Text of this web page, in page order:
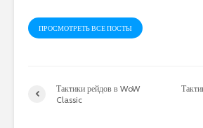
ПРОСМОТРЕТЬ ВСЕ ПОСТЫ
Тактики рейдов в WoW
Classic